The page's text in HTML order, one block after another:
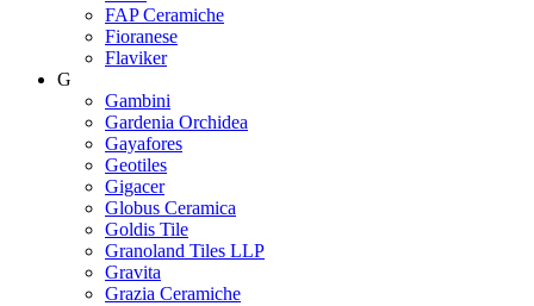
FAP Ceramiche
Fioranese
Flaviker
G
Gambini
Gardenia Orchidea
Gayafores
Geotiles
Gigacer
Globus Ceramica
Goldis Tile
Granoland Tiles LLP
Gravita
Grazia Ceramiche